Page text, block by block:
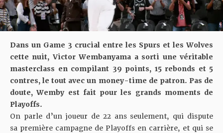
Dans un Game 3 crucial entre les Spurs et les Wolves
cette nuit, Victor Wembanyama a sorti une véritable
masterclass en compilant 39 points, 15 rebonds et 5
contres, le tout avec un money-time de patron. Pas de
doute, Wemby est fait pour les grands moments de
Playoffs.
On parle d’un joueur de 22 ans seulement, qui dispute
sa première campagne de Playoffs en carrière, et qui se